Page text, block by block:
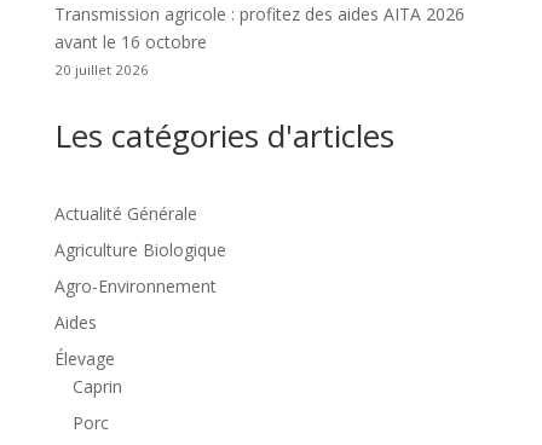
Transmission agricole : profitez des aides AITA 2026
avant le 16 octobre
20 juillet 2026
Les catégories d'articles
Actualité Générale
Agriculture Biologique
Agro-Environnement
Aides
Élevage
Caprin
Porc